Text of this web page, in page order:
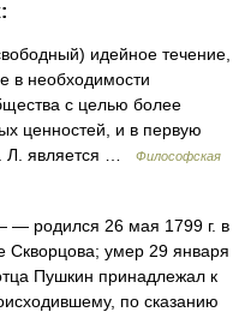
идейное течение,
в необходимости
с целью более
ценностей, и в первую
Л. является …
Философская
— родился 26 мая 1799 г. в
Скворцова; умер 29 января
Пушкин принадлежал к
по сказанию